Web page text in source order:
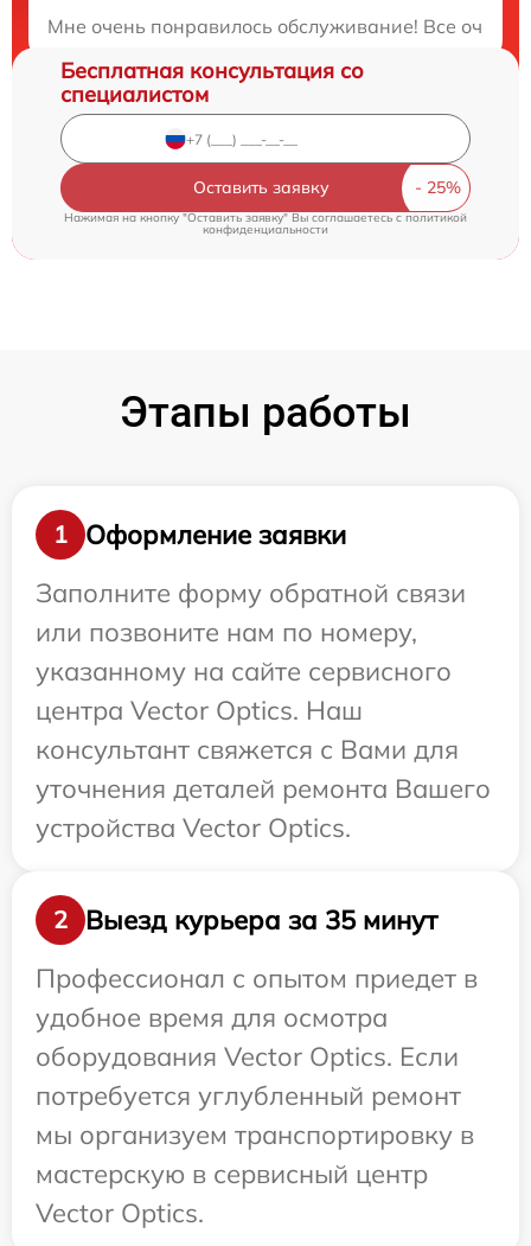
Мне очень понравилось обслуживание! Все очень
Бесплатная консультация со
специалистом
Оставить заявку
Нажимая на кнопку "Оставить заявку" Вы соглашаетесь c политикой
конфиденциальности
Этапы работы
1
Оформление заявки
Заполните форму обратной связи
или позвоните нам по номеру,
указанному на сайте сервисного
центра Vector Optics. Наш
консультант свяжется с Вами для
уточнения деталей ремонта Вашего
устройства Vector Optics.
2
Выезд курьера за 35 минут
Профессионал с опытом приедет в
удобное время для осмотра
оборудования Vector Optics. Если
потребуется углубленный ремонт
мы организуем транспортировку в
мастерскую в сервисный центр
Vector Optics.